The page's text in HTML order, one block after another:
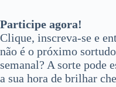
Participe agora!
Clique, inscreva-se e
não é o próximo
semanal? A sorte pode
a sua hora de brilhar